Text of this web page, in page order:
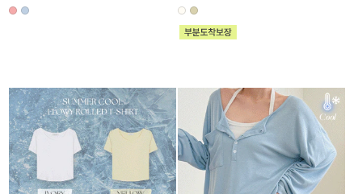
110사이즈
티셔츠
팬츠
셔츠
스커트
언더웨어
ACC